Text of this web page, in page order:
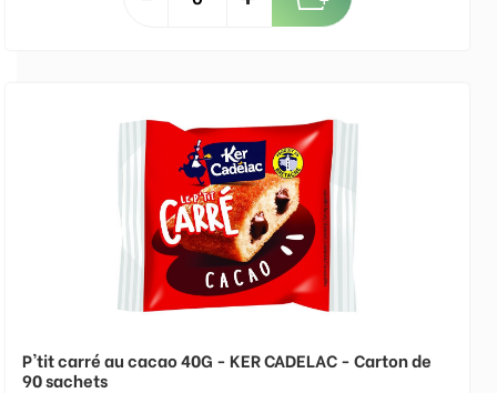
P'tit carré au cacao 40G - KER CADELAC - Carton de
90 sachets